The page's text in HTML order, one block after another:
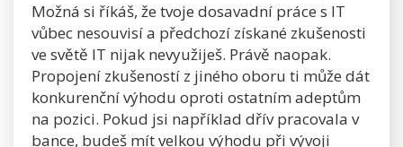
Možná si říkáš, že tvoje dosavadní práce s IT
vůbec nesouvisí a předchozí získané zkušenosti
ve světě IT nijak nevyužiješ. Právě naopak.
Propojení zkušeností z jiného oboru ti může dát
konkurenční výhodu oproti ostatním adeptům
na pozici. Pokud jsi například dřív pracovala v
bance, budeš mít velkou výhodu při vývoji